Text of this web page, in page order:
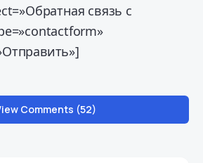
связь с
Comments (52)